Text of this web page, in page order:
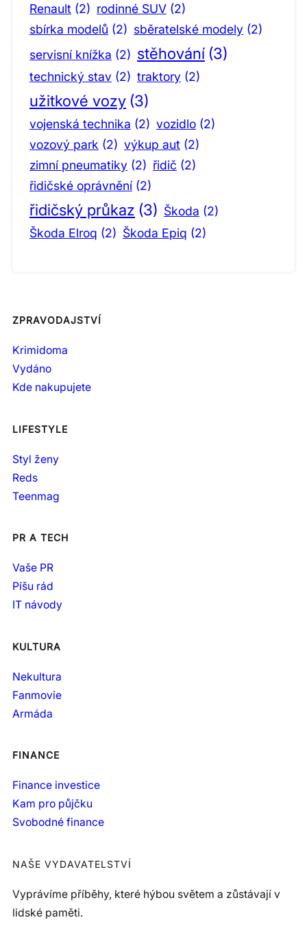
Renault (2) rodinné SUV (2)
sbírka modelů (2) sběratelské modely (2)
servisní knížka (2) stěhování (3)
technický stav (2) traktory (2)
užitkové vozy (3)
vojenská technika (2) vozidlo (2)
vozový park (2) výkup aut (2)
zimní pneumatiky (2) řidič (2)
řidičské oprávnění (2)
řidičský průkaz (3) Škoda (2)
Škoda Elroq (2) Škoda Epiq (2)
ZPRAVODAJSTVÍ
Krimidoma
Vydáno
Kde nakupujete
LIFESTYLE
Styl ženy
Reds
Teenmag
PR A TECH
Vaše PR
Píšu rád
IT návody
KULTURA
Nekultura
Fanmovie
Armáda
FINANCE
Finance investice
Kam pro půjčku
Svobodné finance
NAŠE VYDAVATELSTVÍ
Vyprávíme příběhy, které hýbou světem a zůstávají v
lidské paměti.